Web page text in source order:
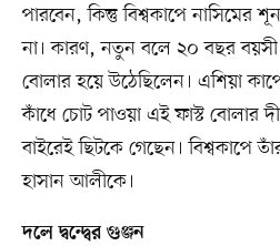
পারবেন, কিন্তু বিশ্বকাপে নাসিমের
না। কারণ, নতুন বলে ২০ বছর
বোলার হয়ে উঠেছিলেন। এশিয়া
কাঁধে চোট পাওয়া এই ফাস্ট বোলার
বাইরেই ছিটকে গেছেন। বিশ্বকাপে
হাসান আলীকে।
দলে দ্বন্দ্বের গুঞ্জন